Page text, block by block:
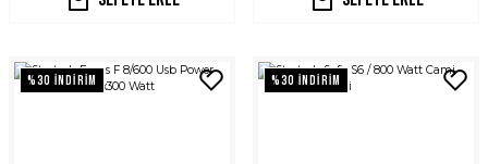
%30 İNDİRİM %30 İNDİRİM